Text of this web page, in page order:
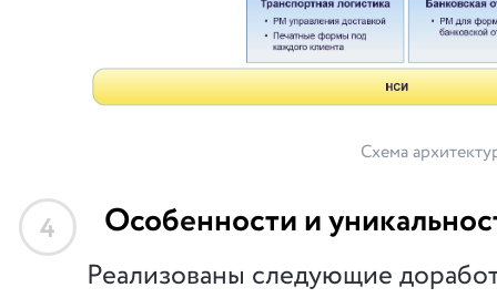
Схема
4 Особенности и
Реализованы следующие